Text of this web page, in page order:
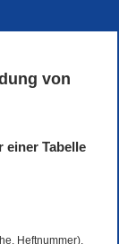
von
einer Tabelle
Heftnummer).